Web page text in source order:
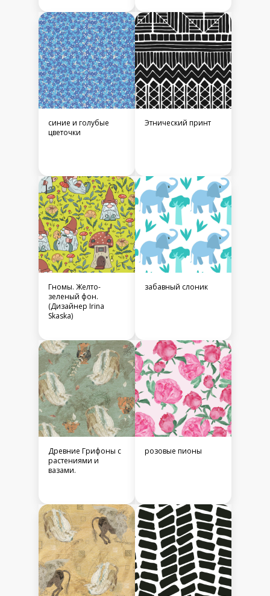
синие и голубые
цветочки
Этнический принт
Гномы. Желто-
зеленый фон.
(Дизайнер Irina
Skaska)
забавный слоник
Древние Грифоны с
растениями и
вазами.
розовые пионы